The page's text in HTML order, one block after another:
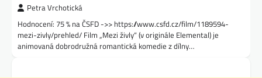
Petra Vrchotická
Hodnocení: 75 % na ČSFD ->> https://www.csfd.cz/film/1189594-
mezi-zivly/prehled/ Film „Mezi živly“ (v originále Elemental) je
animovaná dobrodružná romantická komedie z dílny…